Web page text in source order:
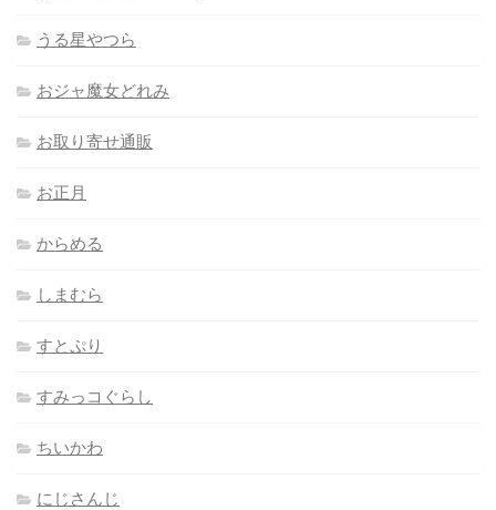
うる星やつら
おジャ魔女どれみ
お取り寄せ通販
お正月
からめる
しまむら
すとぷり
すみっコぐらし
ちいかわ
にじさんじ